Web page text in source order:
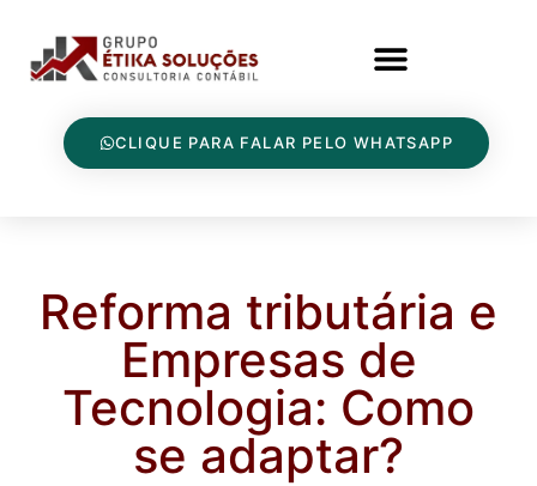
CLIQUE PARA FALAR PELO WHATSAPP
Reforma tributária e
Empresas de
Tecnologia: Como
se adaptar?